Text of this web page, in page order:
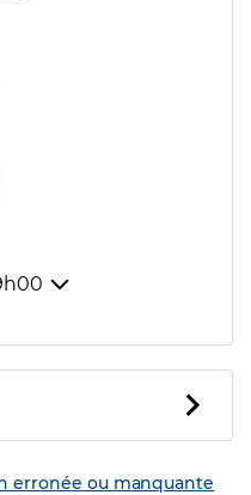
erronée ou manquante